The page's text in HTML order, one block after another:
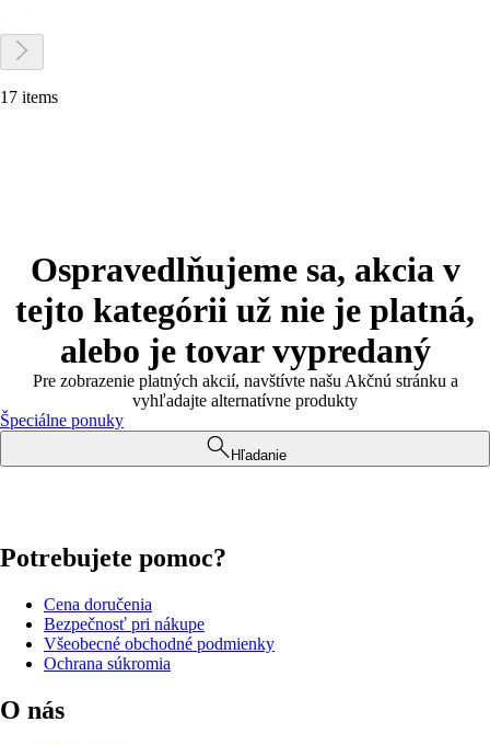
17 items
Ospravedlňujeme sa, akcia v
tejto kategórii už nie je platná,
alebo je tovar vypredaný
Pre zobrazenie platných akcií, navštívte našu Akčnú stránku a
vyhľadajte alternatívne produkty
Špeciálne ponuky
Hľadanie
Potrebujete pomoc?
Cena doručenia
Bezpečnosť pri nákupe
Všeobecné obchodné podmienky
Ochrana súkromia
O nás